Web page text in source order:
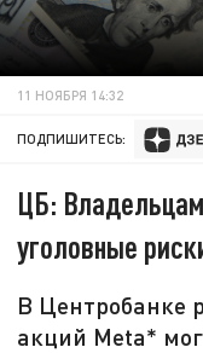
11 НОЯБРЯ 14:32
ПОДПИШИТЕСЬ:
ЦБ:
уголовные
В Центробанке
акций Meta*